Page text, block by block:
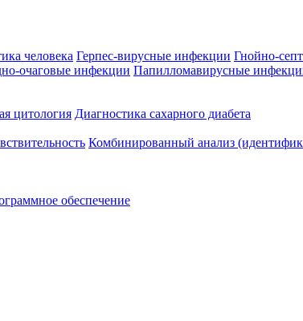
человека Герпес-вирусные инфекции Гнойно-
очаговые инфекции Папилломавирусные
цитология Диагностика сахарного диабета
Комбинированный анализ
обеспечение